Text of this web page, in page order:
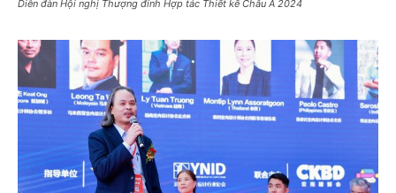
Diễn đàn Hội nghị Thượng đỉnh Hợp tác Thiết kế Châu Á 2024